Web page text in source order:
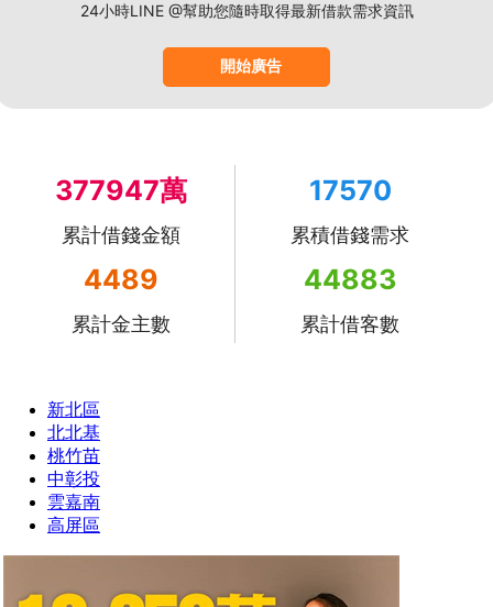
24小時LINE @幫助您隨時取得最新借款需求資訊
開始廣告
377947萬
累計借錢金額
17570
累積借錢需求
4489
累計金主數
44883
累計借客數